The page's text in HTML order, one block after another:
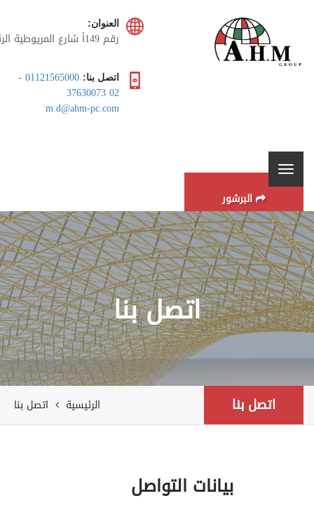
العنوان:
رقم 149أ شارع
السياحى , الهرم، الجيزة،
اتصل بنا: 01121565000
-
02 37630073
m.d@ahm-pc.com
البرشور
اتصل بنا
اتصل بنا الرئيسية اتصل بنا
بيانات التواصل